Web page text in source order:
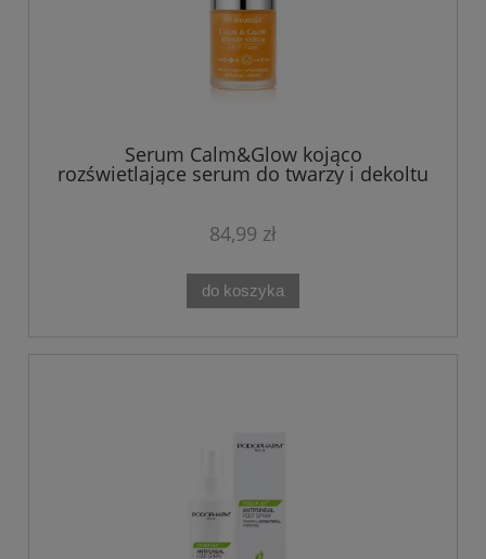
Serum Calm&Glow kojąco
rozświetlające serum do twarzy i dekoltu
84,99 zł
do koszyka